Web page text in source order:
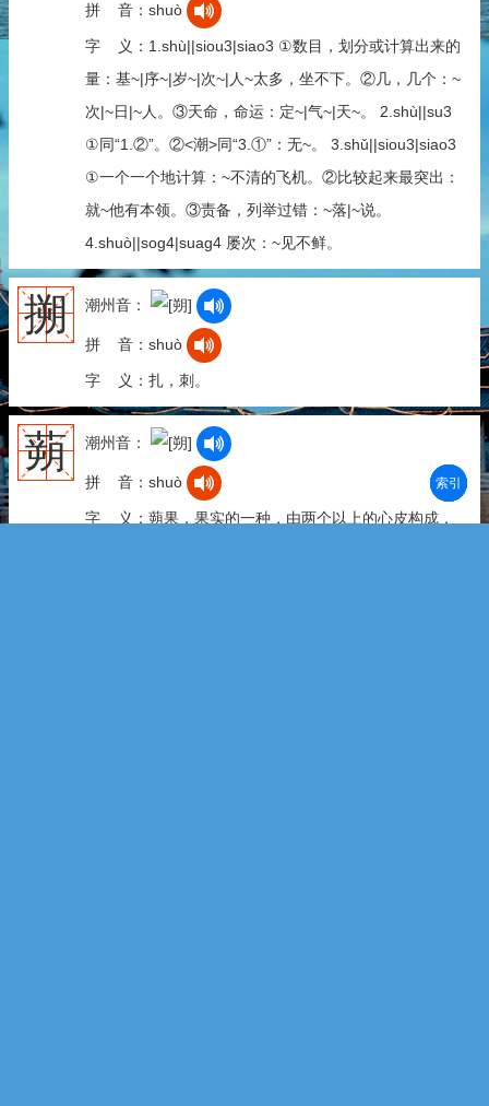
拼 音：shuò
字 义：1.shù||siou3|siao3 ①数目，划分或计算出来的
量：基~|序~|岁~|次~|人~太多，坐不下。②几，几个：~
次|~日|~人。③天命，命运：定~|气~|天~。 2.shù||su3
①同“1.②”。②<潮>同“3.①”：无~。 3.shǔ||siou3|siao3
①一个一个地计算：~不清的飞机。②比较起来最突出：
就~他有本领。③责备，列举过错：~落|~说。
4.shuò||sog4|suag4 屡次：~见不鲜。
搠 潮州音：
拼 音：shuò
字 义：扎，刺。
蒴 潮州音：
拼 音：shuò
字 义：蒴果，果实的一种，由两个以上的心皮构成，
部首
笔划
拼音
潮拼